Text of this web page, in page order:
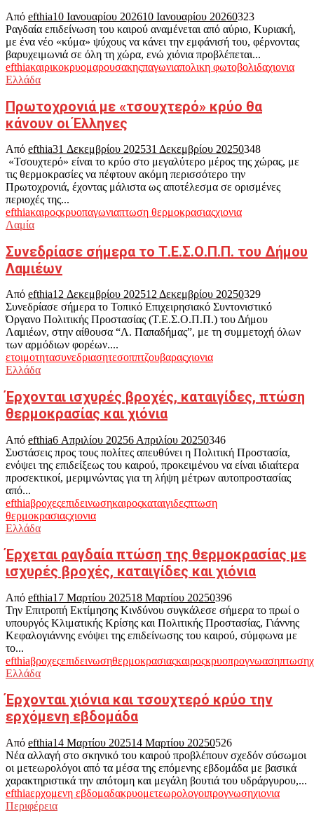
Από efthia10 Ιανουαρίου 202610 Ιανουαρίου 20260323
Ραγδαία επιδείνωση του καιρού αναμένεται από αύριο, Κυριακή,
με ένα νέο «κύμα» ψύχους να κάνει την εμφάνισή του, φέρνοντας
βαρυχειμωνιά σε όλη τη χώρα, ενώ χιόνια προβλέπεται...
efthiaκαιρικοκρυομαρουσακηςπαγωνιαπολικη φωτοβολιδαχιονια
Ελλάδα
Πρωτοχρονιά με «τσουχτερό» κρύο θα
κάνουν οι Έλληνες
Από efthia31 Δεκεμβρίου 202531 Δεκεμβρίου 20250348
«Τσουχτερό» είναι το κρύο στο μεγαλύτερο μέρος της χώρας, με
τις θερμοκρασίες να πέφτουν ακόμη περισσότερο την
Πρωτοχρονιά, έχοντας μάλιστα ως αποτέλεσμα σε ορισμένες
περιοχές της...
efthiaκαιροςκρυοπαγωνιαπτωση θερμοκρασιαςχιονια
Λαμία
Συνεδρίασε σήμερα το Τ.Ε.Σ.Ο.Π.Π. του Δήμου
Λαμιέων
Από efthia12 Δεκεμβρίου 202512 Δεκεμβρίου 20250329
Συνεδρίασε σήμερα το Τοπικό Επιχειρησιακό Συντονιστικό
Όργανο Πολιτικής Προστασίας (Τ.Ε.Σ.Ο.Π.Π.) του Δήμου
Λαμιέων, στην αίθουσα “Λ. Παπαδήμας”, με τη συμμετοχή όλων
των αρμόδιων φορέων....
ετοιμοτητασυνεδριασητεσοππτζουβαραςχιονια
Ελλάδα
Έρχονται ισχυρές βροχές, καταιγίδες, πτώση
θερμοκρασίας και χιόνια
Από efthia6 Απριλίου 20256 Απριλίου 20250346
Συστάσεις προς τους πολίτες απευθύνει η Πολιτική Προστασία,
ενόψει της επιδείξεως του καιρού, προκειμένου να είναι ιδιαίτερα
προσεκτικοί, μεριμνώντας για τη λήψη μέτρων αυτοπροστασίας
από...
efthiaβροχεςεπιδεινωσηκαιροςκαταιγιδεςπτωση
θερμοκρασιαςχιονια
Ελλάδα
Έρχεται ραγδαία πτώση της θερμοκρασίας με
ισχυρές βροχές, καταιγίδες και χιόνια
Από efthia17 Μαρτίου 202518 Μαρτίου 20250396
Την Επιτροπή Εκτίμησης Κινδύνου συγκάλεσε σήμερα το πρωί ο
υπουργός Κλιματικής Κρίσης και Πολιτικής Προστασίας, Γιάννης
Κεφαλογιάννης ενόψει της επιδείνωσης του καιρού, σύμφωνα με
το...
efthiaβροχεςεπιδεινωσηθερμοκρασιαςκαιροςκρυοπρογνωασηπτωση
Ελλάδα
Έρχονται χιόνια και τσουχτερό κρύο την
ερχόμενη εβδομάδα
Από efthia14 Μαρτίου 202514 Μαρτίου 20250526
Νέα αλλαγή στο σκηνικό του καιρού προβλέπουν σχεδόν σύσωμοι
οι μετεωρολόγοι από τα μέσα της επόμενης εβδομάδα με βασικά
χαρακτηριστικά την απότομη και μεγάλη βουτιά του υδράργυρου,...
efthiaερχομενη εβδομαδακρυομετεωρολογοιπρογνωσηχιονια
Περιφέρεια